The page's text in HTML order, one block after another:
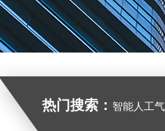
热门搜索： 智能人工